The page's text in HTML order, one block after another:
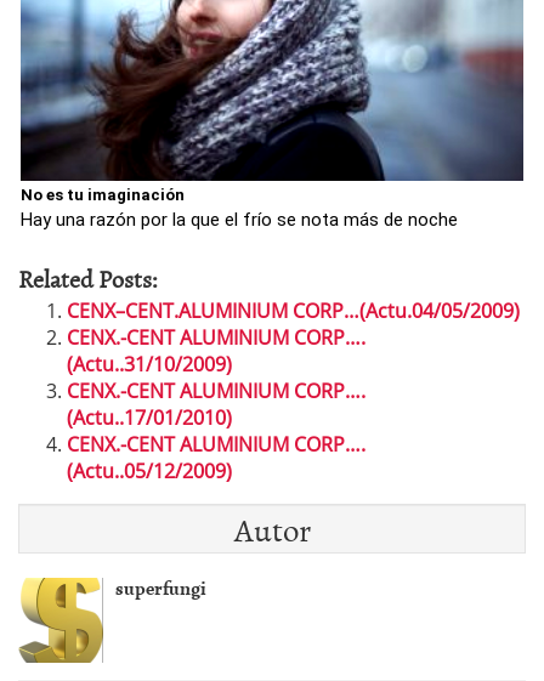
No es tu imaginación
Hay una razón por la que el frío se nota más de noche
Related Posts:
CENX–CENT.ALUMINIUM CORP…(Actu.04/05/2009)
CENX.-CENT ALUMINIUM CORP….
(Actu..31/10/2009)
CENX.-CENT ALUMINIUM CORP….
(Actu..17/01/2010)
CENX.-CENT ALUMINIUM CORP….
(Actu..05/12/2009)
Autor
superfungi